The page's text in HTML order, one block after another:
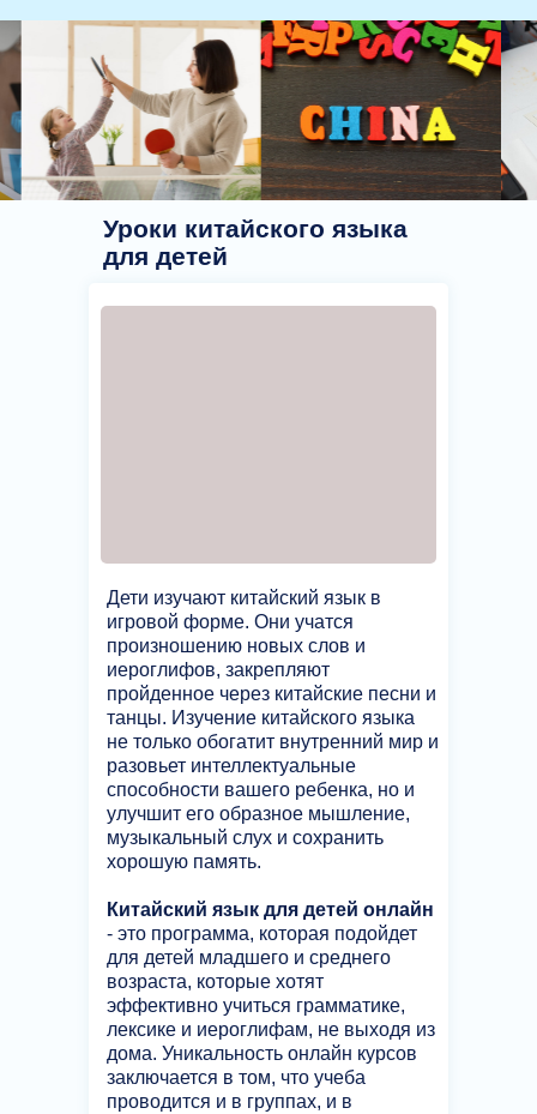
Уроки китайского языка
для детей
Дети изучают китайский язык в
игровой форме. Они учатся
произношению новых слов и
иероглифов, закрепляют
пройденное через китайские песни и
танцы. Изучение китайского языка
не только обогатит внутренний мир и
разовьет интеллектуальные
способности вашего ребенка, но и
улучшит его образное мышление,
музыкальный слух и сохранить
хорошую память.
Китайский язык для детей онлайн
- это программа, которая подойдет
для детей младшего и среднего
возраста, которые хотят
эффективно учиться грамматике,
лексике и иероглифам, не выходя из
дома. Уникальность онлайн курсов
заключается в том, что учеба
проводится и в группах, и в